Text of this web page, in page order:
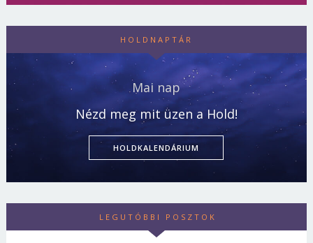
HOLDNAPTÁR
Mai nap
Nézd meg mit üzen a Hold!
HOLDKALENDÁRIUM
LEGUTÓBBI POSZTOK